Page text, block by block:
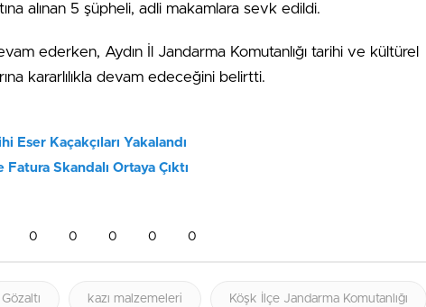
alınan 5 şüpheli, adli makamlara sevk edildi.
ederken, Aydın İl Jandarma Komutanlığı tarihi ve kültürel
kararlılıkla devam edeceğini belirtti.
Eser Kaçakçıları Yakalandı
Skandalı Ortaya Çıktı
0 0 0 0 0
Gözaltı kazı malzemeleri Köşk İlçe Jandarma Komutanlığı